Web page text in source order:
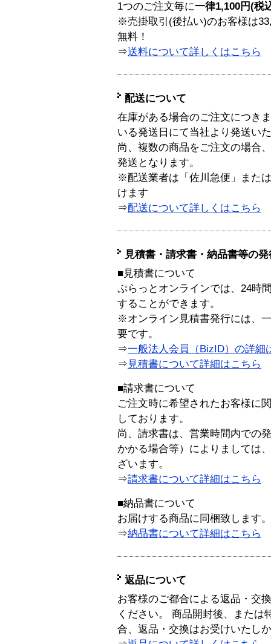
1つのご注文毎に一律1,100円(税
※売掛取引(後払い)のお客様は
無料！
⇒送料について詳しくはこちら
配送について
在庫がある場合のご注文につき
いる発送日にて当社より発送い
尚、複数の商品をご注文の場合
発送となります。
※配送業者は「佐川急便」また
けます
⇒配送について詳しくはこちら
見積書・請求書・納品書等の
■見積書について
ぷらっとオンラインでは、24時
することができます。
※オンライン見積書発行には、
要です。
⇒一般法人会員（BizID）の詳細
⇒ 見積書について詳細はこちら
■請求書について
ご注文時に希望されたお客様に
しております。
尚、請求書は、営業時間内での
かかる場合等）によりましては
ざいます。
⇒請求書について詳細はこちら
■納品書について
お届けする商品に同梱致します。
⇒納品書について詳細はこちら
返品について
お客様のご都合による返品・交
ください。 商品開封後、または
合、返品・交換はお受けいたし